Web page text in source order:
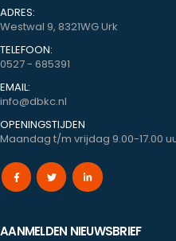
ADRES:
Westwal 9, 8321WG Urk
TELEFOON:
0527 - 685391
EMAIL:
info@dbkc.nl
OPENINGSTIJDEN
Maandag t/m vrijdag 9.00-17.00
AANMELDEN NIEUWSBRIEF